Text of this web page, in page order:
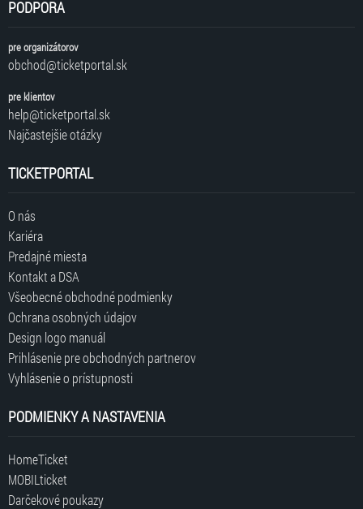
PODPORA
pre organizátorov
obchod@ticketportal.sk
pre klientov
help@ticketportal.sk
Najčastejšie otázky
TICKETPORTAL
O nás
Kariéra
Predajné miesta
Kontakt a DSA
Všeobecné obchodné podmienky
Ochrana osobných údajov
Design logo manuál
Prihlásenie pre obchodných partnerov
Vyhlásenie o prístupnosti
PODMIENKY A NASTAVENIA
HomeTicket
MOBILticket
Darčekové poukazy